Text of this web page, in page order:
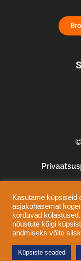
Kasutame küpsiseid
asjakohasemat
korduvad
nõustute kõigi
andmiseks võite
Küpsiste seaded